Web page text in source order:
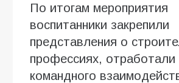
По итогам мероприятия
воспитанники закрепили
представления о
профессиях, отработали
командного